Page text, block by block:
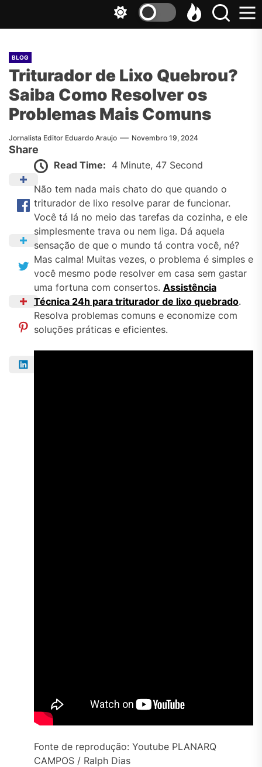
BLOG
Triturador de Lixo Quebrou?
Saiba Como Resolver os
Problemas Mais Comuns
Jornalista Editor Eduardo Araujo Novembro 19, 2024
Share
Read Time: 4 Minute, 47 Second
Não tem nada mais chato do que quando o
triturador de lixo resolve parar de funcionar.
Você tá lá no meio das tarefas da cozinha, e ele
simplesmente trava ou nem liga. Dá aquela
sensação de que o mundo tá contra você, né?
Mas calma! Muitas vezes, o problema é simples e
você mesmo pode resolver em casa sem gastar
uma fortuna com consertos. Assistência
Técnica 24h para triturador de lixo quebrado.
Resolva problemas comuns e economize com
soluções práticas e eficientes.
Fonte de reprodução: Youtube PLANARQ
CAMPOS / Ralph Dias